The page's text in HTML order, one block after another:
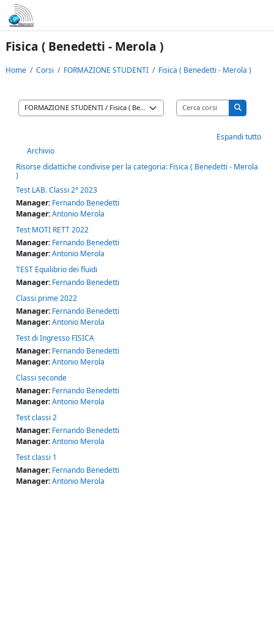
Vai al contenuto principale
Fisica ( Benedetti - Merola )
Home Corsi FORMAZIONE STUDENTI Fisica ( Benedetti - Merola )
Categorie di corso
Cerca corsi
Cerca
Espandi tutto
Archivio
Risorse didattiche condivise per la categoria: Fisica ( Benedetti - Merola
)
Test LAB. Classi 2° 2023
Manager: Fernando Benedetti
Manager:Antonio Merola
Test MOTI RETT 2022
Manager: Fernando Benedetti
Manager:Antonio Merola
TEST Equilibrio dei fluidi
Manager: Fernando Benedetti
Classi prime 2022
Manager: Fernando Benedetti
Manager:Antonio Merola
Test di Ingresso FISICA
Manager: Fernando Benedetti
Manager:Antonio Merola
Classi seconde
Manager: Fernando Benedetti
Manager:Antonio Merola
Test classi 2
Manager: Fernando Benedetti
Manager:Antonio Merola
Test classi 1
Manager: Fernando Benedetti
Manager:Antonio Merola